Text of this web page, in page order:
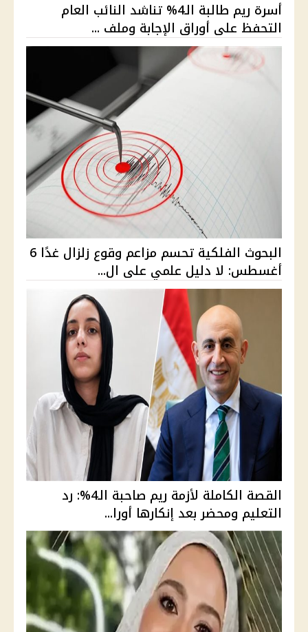
أسرة ريم طالبة الـ4% تناشد النائب العام
التحفظ على أوراق الإجابة وملف ...
البحوث الفلكية تحسم مزاعم وقوع زلزال غدًا 6
أغسطس: لا دليل علمي على ال...
القصة الكاملة لأزمة ريم صاحبة الـ4%: رد
التعليم ومحضر بعد إنكارها أورا...